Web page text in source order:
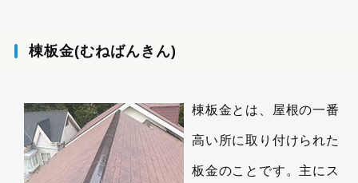
棟板金(むねばんきん)
棟板金とは、屋根の一番
高い所に取り付けられた
板金のことです。主にス